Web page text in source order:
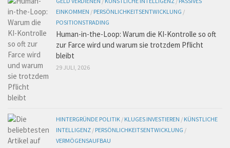
EINKOMMEN / PERSÖNLICHKEITSENTWICKLUNG /
POSITIONSTRADING
Human-in-the-Loop: Warum die KI-Kontrolle so oft
zur Farce wird und warum sie trotzdem Pflicht
bleibt
29 JULI, 2026
HINTERGRÜNDE POLITIK / KLUGES INVESTIEREN / KÜNSTLICHE
INTELLIGENZ / PERSÖNLICHKEITSENTWICKLUNG /
VERMÖGENSAUFBAU